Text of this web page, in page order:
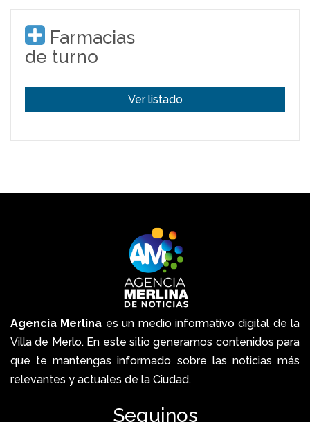
Farmacias
de turno
Ver listado
Agencia Merlina es un medio informativo digital de la
Villa de Merlo. En este sitio generamos contenidos para
que te mantengas informado sobre las noticias más
relevantes y actuales de la Ciudad.
Seguinos